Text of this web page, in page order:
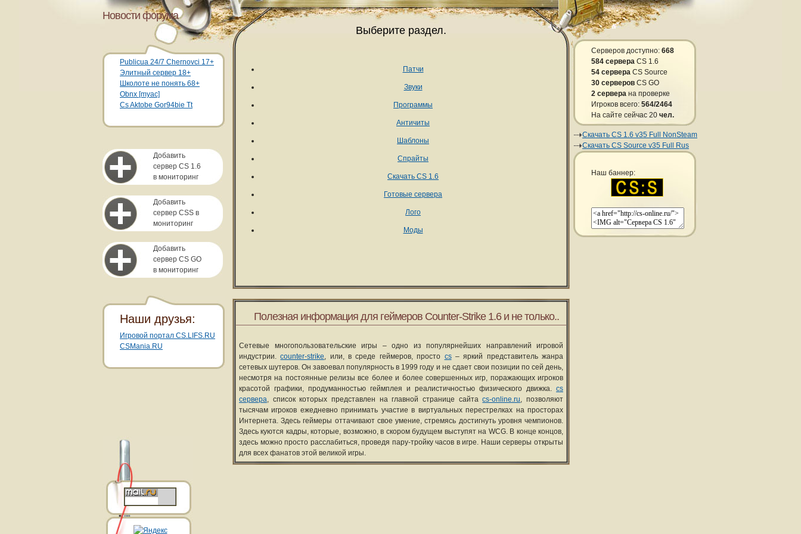
Новости форума
Publicua 24/7 Chernovci 17+
Элитный сервер 18+
Школоте не понять 68+
Obnx [myac]
Cs Aktobe Gor94bie Tt
Добавить
сервер CS 1.6
в мониторинг
Добавить
сервер CSS в
мониторинг
Добавить
сервер CS GO
в мониторинг
Серверов доступно: 668
584 сервера CS 1.6
54 сервера CS Source
30 серверов CS GO
2 сервера на проверке
Игроков всего: 564/2464
На сайте сейчас 20 чел.
Скачать CS 1.6 v35 Full NonSteam
Скачать CS Source v35 Full Rus
Наш баннер:
Выберите раздел.
Патчи
Звуки
Программы
Античиты
Шаблоны
Спрайты
Скачать CS 1.6
Готовые сервера
Лого
Моды
Полезная информация для геймеров Counter-Strike 1.6 и не только..
Сетевые многопользовательские игры – одно из популярнейших направлений игровой
индустрии.counter-strike, или, в среде геймеров, просто cs– яркий представитель жанра
сетевых шутеров. Он завоевал популярность в 1999 году и не сдает свои позиции по сей день,
несмотря на постоянные релизы все более и более совершенных игр, поражающих игроков
красотой графики, продуманностью геймплея и реалистичностью физического движка. cs
сервера, список которых представлен на главной странице сайтаcs-online.ru, позволяют
тысячам игроков ежедневно принимать участие в виртуальных перестрелках на просторах
Интернета. Здесь геймеры оттачивают свое умение, стремясь достигнуть уровня чемпионов.
Здесь куются кадры, которые, возможно, в скором будущем выступят на WCG. В конце концов,
здесь можно просто расслабиться, проведя пару-тройку часов в игре. Наши серверы открыты
для всех фанатов этой великой игры.
Наши друзья:
Игровой портал CS.LIFS.RU
CSMania.RU